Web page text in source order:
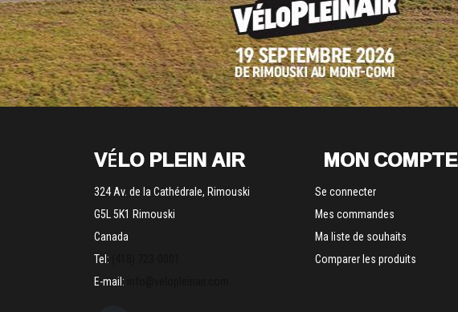
VÉLO PLEIN AIR
324 Av. de la Cathédrale, Rimouski
G5L 5K1 Rimouski
Canada
Tel:
E-mail:
MON COMPTE
Se connecter
Mes commandes
Ma liste de souhaits
Comparer les produits